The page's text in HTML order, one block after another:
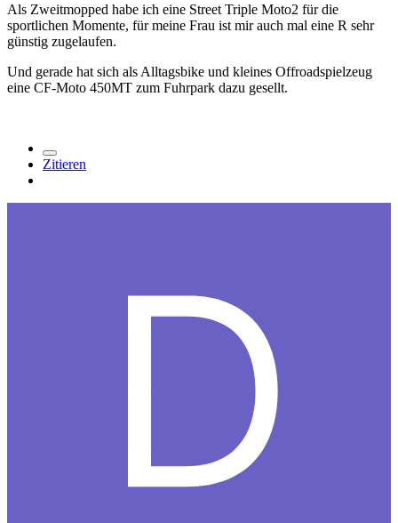
Als Zweitmopped habe ich eine Street Triple Moto2 für die
sportlichen Momente, für meine Frau ist mir auch mal eine R sehr
günstig zugelaufen.
Und gerade hat sich als Alltagsbike und kleines Offroadspielzeug
eine CF-Moto 450MT zum Fuhrpark dazu gesellt.
Zitieren